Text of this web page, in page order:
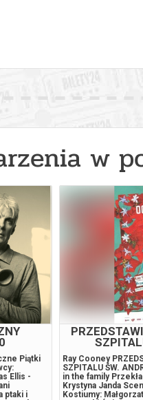
17.08.2026 ,
17.08.2026 ,
17.08.2026 ,
17.08.2026 ,
18.08.2026 ,
18.08.2026 ,
18.08.2026 ,
18.08.2026 ,
18.08.2026 ,
w
Piątki
Ellis -
ptaki i
Ray Cooney
SZPITALU ŚW.
in the family
Krystyna Janda
Kostiumy: